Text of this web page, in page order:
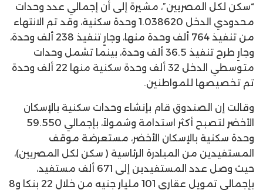
“سكن لكل المصريين”، مشيرة إلى أن إجمالي عدد وحدات
محدودي الدخل 1.038620 وحدة سكنية، وقد تم الانتهاء
من تنفيذ 764 ألف وحدة منها، وجارٍ تنفيذ 238 ألف وحدة،
وجارٍ طرح تنفيذ 36.5 ألف وحدة، بينما تشمل وحدات
متوسطي الدخل 32 ألف وحدة سكنية منها 22 ألف وحدة
تم تخصيصها للمواطنين.
وقالت إن الصندوق قام بإنشاء وحدات سكنية بالإسكان
الأخضر لتصبح أكثر استدامة وشمولاً، بإجمالي 59.550
وحدة سكنية بالإسكان الأخضر، مستعرضة موقف
المستفيدين من المبادرة الرئاسية ( سكن لكل المصريين)،
حيث وصل عدد المستفيدين إلى 671 ألف مستفيد،
بإجمالي تمويل عقاري 101 مليار جنيه من خلال 22 بنكا و8